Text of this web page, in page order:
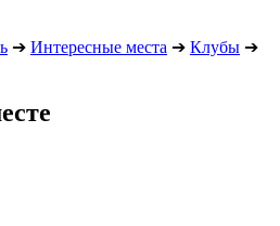
➔ Интересные места ➔ Клубы ➔